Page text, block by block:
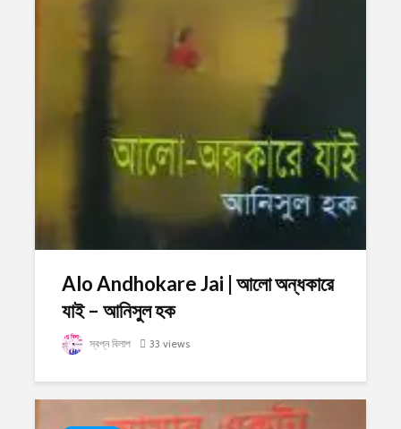
Alo Andhokare Jai | আলো অন্ধকারে
যাই – আনিসুল হক
স্বপ্ন বিলাপ 33 views